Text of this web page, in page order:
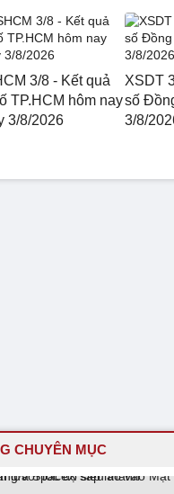
3/8 - Kết quả
TP.HCM hôm nay
3/8/2026
XSDT
số
3/8/
CHUYÊN MỤC